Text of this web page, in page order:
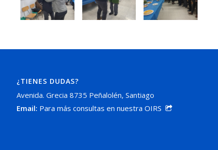
¿TIENES DUDAS?
Avenida. Grecia 8735 Peñalolén, Santiago
Email: Para más consultas en nuestra OIRS